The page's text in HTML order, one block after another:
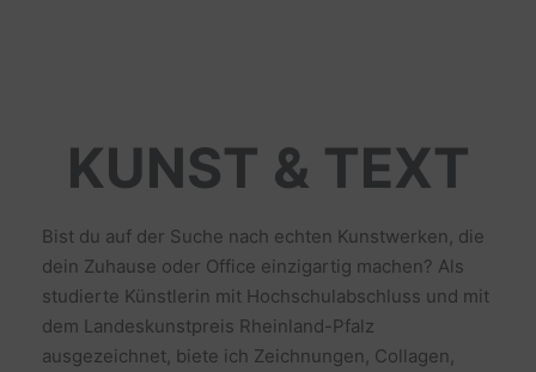
KUNST & TEXT
Bist du auf der Suche nach echten Kunstwerken, die
dein Zuhause oder Office einzigartig machen? Als
studierte Künstlerin mit Hochschulabschluss und mit
dem Landeskunstpreis Rheinland-Pfalz
ausgezeichnet, biete ich Zeichnungen, Collagen,